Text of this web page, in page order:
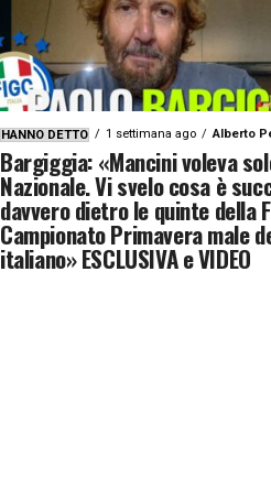
HANNO DETTO 1 settimana ago Alberto
Bargiggia: «Mancini voleva
Nazionale. Vi svelo cosa è
davvero dietro le quinte della
Campionato Primavera male
italiano» ESCLUSIVA e VIDEO